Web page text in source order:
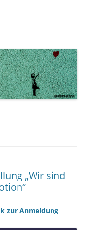
der Stadt Erfurt – Zur
und Demokratie
„Wir sind
zur Anmeldung